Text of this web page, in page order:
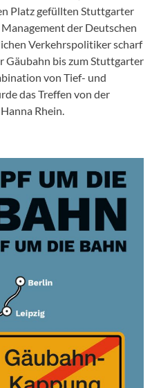
Platz gefüllten Stuttgarter
der Deutschen
Verkehrspolitiker scharf
Gäubahn bis zum Stuttgarter
von Tief- und
das Treffen von der
Rhein.